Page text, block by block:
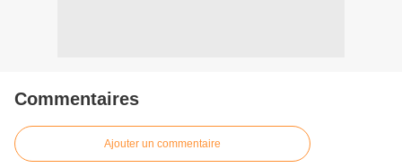
Commentaires
Ajouter un commentaire